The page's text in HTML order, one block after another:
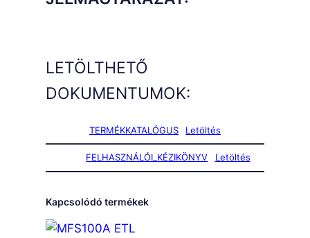
LETÖLTHETŐ
DOKUMENTUMOK:
TERMÉKKATALÓGUS Letöltés
FELHASZNÁLÓI_KÉZIKÖNYV Letöltés
Kapcsolódó termékek